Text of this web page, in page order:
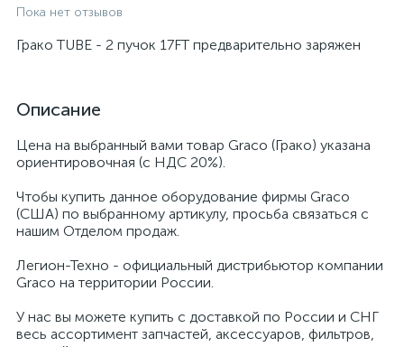
Пока нет отзывов
Грако TUBE - 2 пучок 17FT предварительно заряжен
Описание
Цена на выбранный вами товар Graco (Грако) указана
ориентировочная (с НДС 20%).
Чтобы купить данное оборудование фирмы Graco
(США) по выбранному артикулу, просьба связаться с
нашим Отделом продаж.
Легион-Техно - официальный дистрибьютор компании
Graco на территории России.
У нас вы можете купить с доставкой по России и СНГ
весь ассортимент запчастей, аксессуаров, фильтров,